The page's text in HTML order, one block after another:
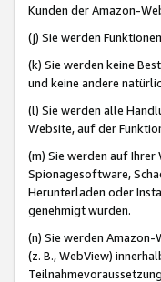
Kunden der Amazon-
(j) Sie werden
(k) Sie werden keine
und keine andere
(l) Sie werden alle
Website, auf der
(m) Sie werden auf
Spionagesoftware,
Herunterladen oder
genehmigt wurden.
(n) Sie werden
(z. B., WebView)